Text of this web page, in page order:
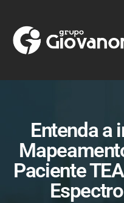
Entenda a
Paciente